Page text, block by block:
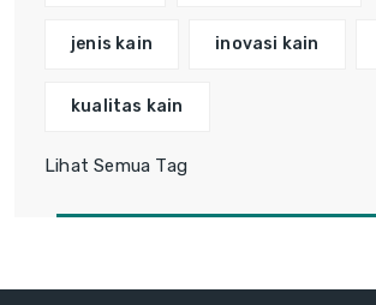
jenis kain inovasi kain
kualitas kain
Lihat Semua Tag